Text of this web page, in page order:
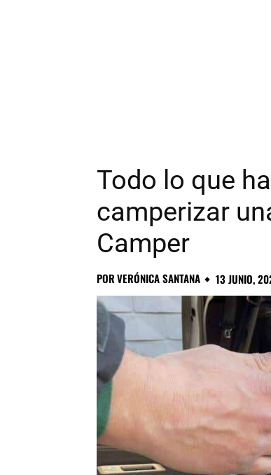
Todo lo que
camperizar
Camper
PORVERÓNICA SANTANA 13 JUNIO,